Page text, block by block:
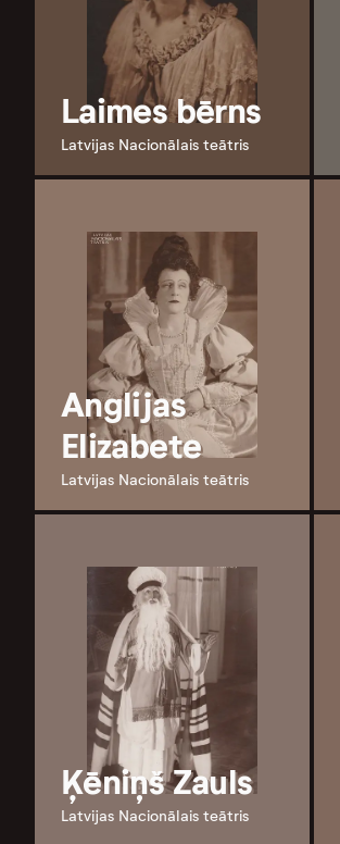
Laimes bērns
Latvijas Nacionālais teātris
Anglijas
Elizabete
Latvijas Nacionālais teātris
Ķēniņš Zauls
Latvijas Nacionālais teātris